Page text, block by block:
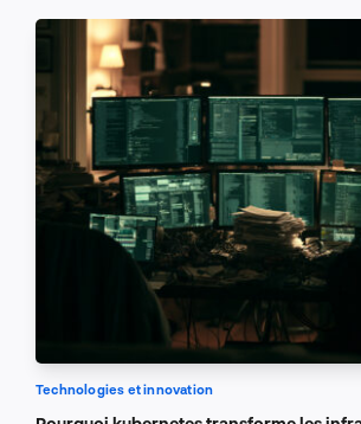
Technologies et innovation